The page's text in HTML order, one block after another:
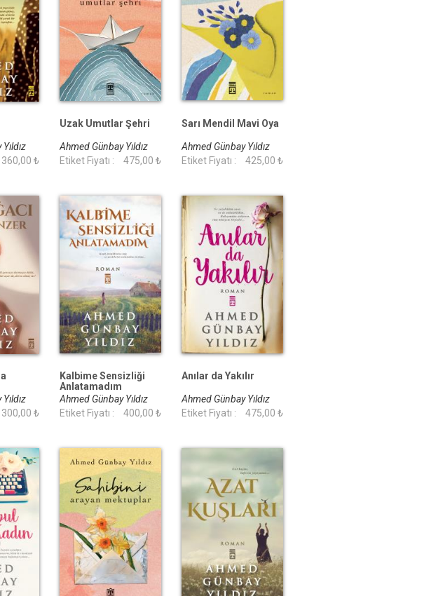
360,00 ₺
Uzak Umutlar Şehri
Ahmed Günbay Yıldız
Etiket Fiyatı :
475,00 ₺
Sarı Mendil Mavi Oya
Ahmed Günbay Yıldız
Etiket Fiyatı :
425,00 ₺
300,00 ₺
Kalbime Sensizliği
Anlatamadım
Ahmed Günbay Yıldız
Etiket Fiyatı :
400,00 ₺
Anılar da Yakılır
Ahmed Günbay Yıldız
Etiket Fiyatı :
475,00 ₺